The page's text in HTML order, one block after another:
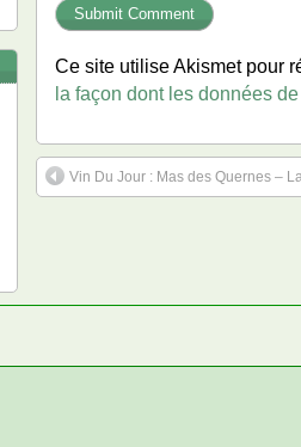
Ce site utilise Akismet pour
la façon dont les données
Vin Du Jour : Mas des Quernes –